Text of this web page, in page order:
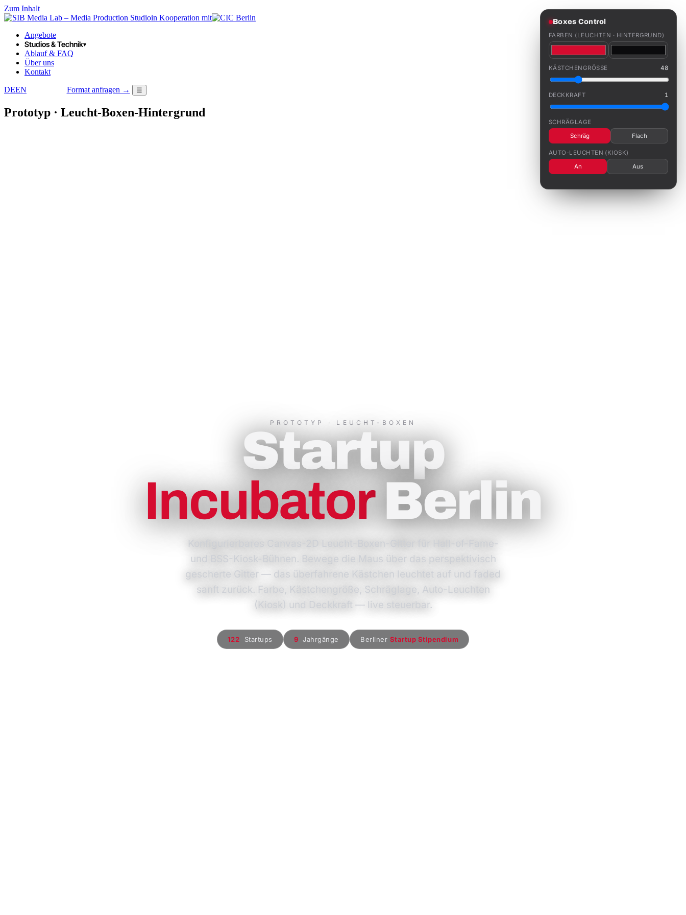
Zum Inhalt
in Kooperation mit
Angebote
Studios & Technik▾
Ablauf & FAQ
Über uns
Kontakt
DEEN Format anfragen → ☰
Prototyp · Leucht-Boxen-Hintergrund
PROTOTYP · LEUCHT-BOXEN
Startup
IncubatorBerlin
Konfigurierbares Canvas-2D Leucht-Boxen-Gitter für Hall-of-Fame-
und BSS-Kiosk-Bühnen. Bewege die Maus über das perspektivisch
gescherte Gitter — das überfahrene Kästchen leuchtet auf und faded
sanft zurück. Farbe, Kästchengröße, Schräglage, Auto-Leuchten
(Kiosk) und Deckkraft — live steuerbar.
122 Startups 9 Jahrgänge Berliner Startup Stipendium
Boxes Control
FARBEN (LEUCHTEN · HINTERGRUND)
KÄSTCHENGRÖSSE 48
DECKKRAFT 1
SCHRÄGLAGE
Schräg
Flach
AUTO-LEUCHTEN (KIOSK)
An
Aus